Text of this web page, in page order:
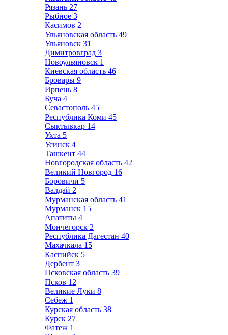
Рязань 27
Рыбное 3
Касимов 2
Ульяновская область 49
Ульяновск 31
Димитровград 3
Новоульяновск 1
Киевская область 46
Бровары 9
Ирпень 8
Буча 4
Севастополь 45
Республика Коми 45
Сыктывкар 14
Ухта 5
Усинск 4
Ташкент 44
Новгородская область 42
Великий Новгород 16
Боровичи 5
Валдай 2
Мурманская область 41
Мурманск 15
Апатиты 4
Мончегорск 2
Республика Дагестан 40
Махачкала 15
Каспийск 5
Дербент 3
Псковская область 39
Псков 12
Великие Луки 8
Себеж 1
Курская область 38
Курск 27
Фатеж 1